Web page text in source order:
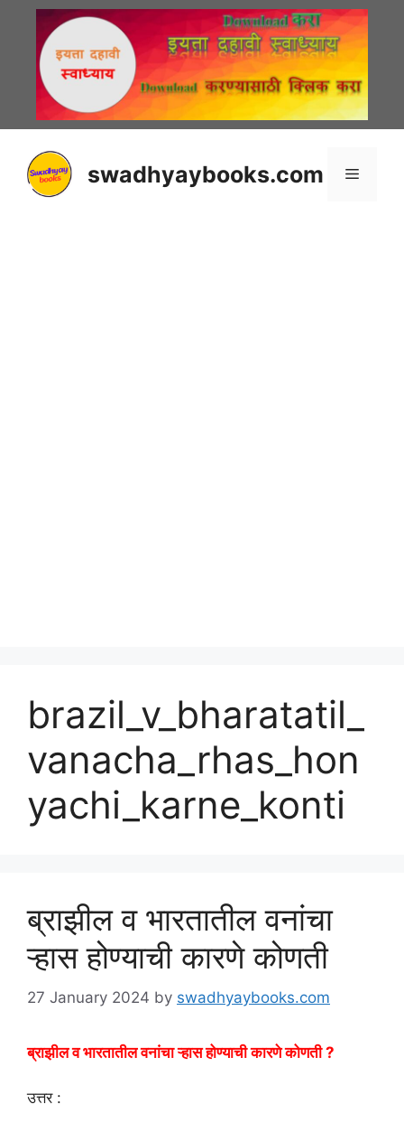
content
swadhyaybooks.com Menu
brazil_v_bharatatil_
vanacha_rhas_hon
yachi_karne_konti
ब्राझील व भारतातील वनांचा
ऱ्हास होण्याची कारणे कोणती
27 January 2024 by swadhyaybooks.com
ब्राझील व भारतातील वनांचा ऱ्हास होण्याची कारणे कोणती ?
उत्तर :